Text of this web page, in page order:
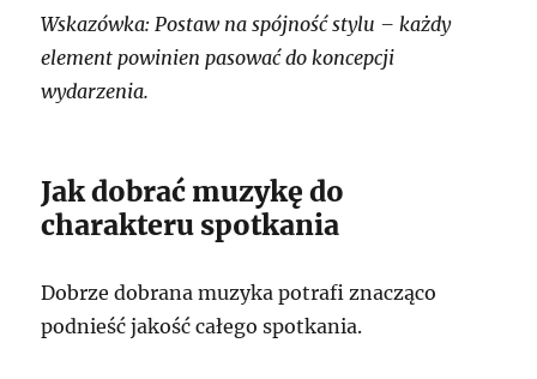
Wskazówka: Postaw na spójność stylu – każdy
element powinien pasować do koncepcji
wydarzenia.
Jak dobrać muzykę do
charakteru spotkania
Dobrze dobrana muzyka potrafi znacząco
podnieść jakość całego spotkania.